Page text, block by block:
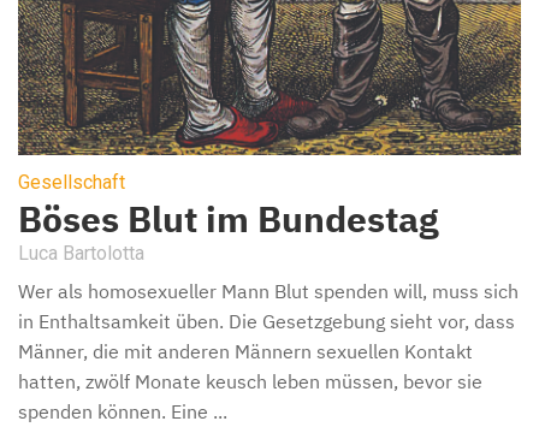
Gesellschaft
Böses Blut im Bundestag
Luca Bartolotta
Wer als homosexueller Mann Blut spenden will, muss sich
in Enthaltsamkeit üben. Die Gesetzgebung sieht vor, dass
Männer, die mit anderen Männern sexuellen Kontakt
hatten, zwölf Monate keusch leben müssen, bevor sie
spenden können. Eine ...